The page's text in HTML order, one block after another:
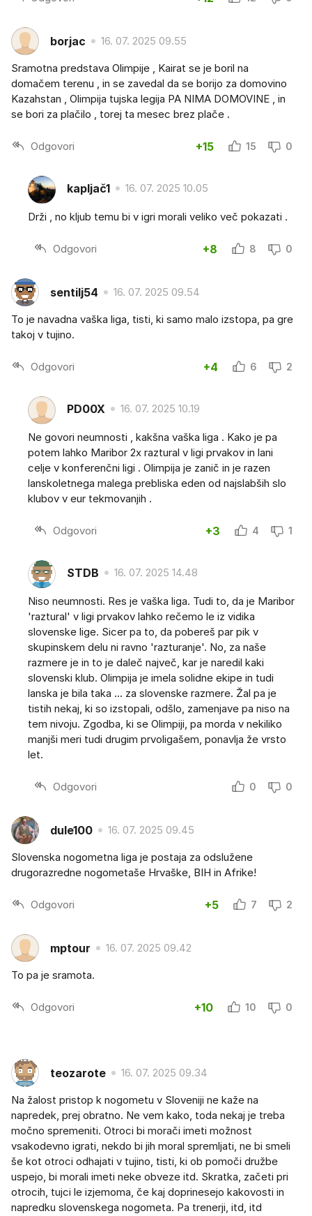
borjac 16. 07. 2025 09.55
Sramotna predstava Olimpije , Kairat se je boril na
domačem terenu , in se zavedal da se borijo za domovino
Kazahstan , Olimpija tujska legija PA NIMA DOMOVINE , in
se bori za plačilo , torej ta mesec brez plače .
Odgovori +15 15 0
kapljač1 16. 07. 2025 10.05
Drži , no kljub temu bi v igri morali veliko več pokazati .
Odgovori +8 8 0
sentilj54 16. 07. 2025 09.54
To je navadna vaška liga, tisti, ki samo malo izstopa, pa gre
takoj v tujino.
Odgovori +4 6 2
PD00X 16. 07. 2025 10.19
Ne govori neumnosti , kakšna vaška liga . Kako je pa
potem lahko Maribor 2x raztural v ligi prvakov in lani
celje v konferenčni ligi . Olimpija je zanič in je razen
lanskoletnega malega prebliska eden od najslabših slo
klubov v eur tekmovanjih .
Odgovori +3 4 1
STDB 16. 07. 2025 14.48
Niso neumnosti. Res je vaška liga. Tudi to, da je Maribor
'raztural' v ligi prvakov lahko rečemo le iz vidika
slovenske lige. Sicer pa to, da pobereš par pik v
skupinskem delu ni ravno 'razturanje'. No, za naše
razmere je in to je daleč največ, kar je naredil kaki
slovenski klub. Olimpija je imela solidne ekipe in tudi
lanska je bila taka ... za slovenske razmere. Žal pa je
tistih nekaj, ki so izstopali, odšlo, zamenjave pa niso na
tem nivoju. Zgodba, ki se Olimpiji, pa morda v nekiliko
manjši meri tudi drugim prvoligašem, ponavlja že vrsto
let.
Odgovori 0 0
dule100 16. 07. 2025 09.45
Slovenska nogometna liga je postaja za odslužene
drugorazredne nogometaše Hrvaške, BIH in Afrike!
Odgovori +5 7 2
mptour 16. 07. 2025 09.42
To pa je sramota.
Odgovori +10 10 0
teozarote 16. 07. 2025 09.34
Na žalost pristop k nogometu v Sloveniji ne kaže na
napredek, prej obratno. Ne vem kako, toda nekaj je treba
močno spremeniti. Otroci bi morači imeti možnost
vsakodevno igrati, nekdo bi jih moral spremljati, ne bi smeli
še kot otroci odhajati v tujino, tisti, ki ob pomoči družbe
uspejo, bi morali imeti neke obveze itd. Skratka, začeti pri
otrocih, tujci le izjemoma, če kaj doprinesejo kakovosti in
napredku slovenskega nogometa. Pa trenerji, itd, itd